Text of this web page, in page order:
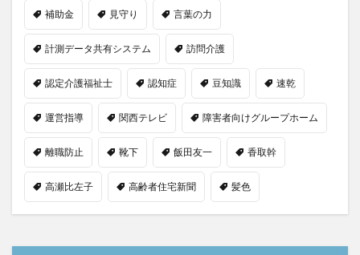
補助金 見守り 言葉の力
計測データ共有システム 訪問介護
認定介護福祉士 認知症 豆知識 速乾
運営指導 関西テレビ 障害者向けグループホーム
離職防止 靴下 飯田友一 香取幹
高瀬比左子 高齢者住宅新聞 髪色